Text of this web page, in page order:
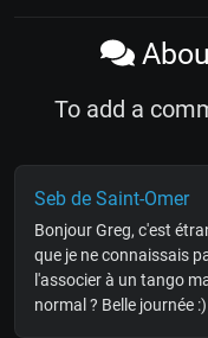
To add a
Seb de Saint-Omer
Bonjour Greg, c'est
que je ne connaissais
l'associer à un tango
normal ? Belle journée :)